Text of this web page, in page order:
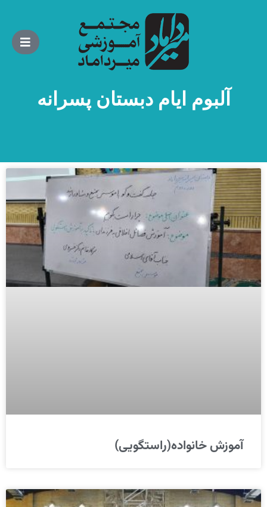
آلبوم ایام دبستان پسرانه
آموزش خانواده(راستگویی)